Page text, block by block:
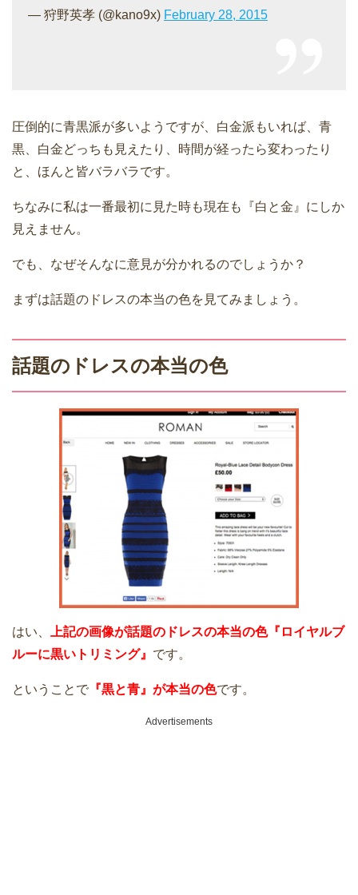
— 狩野英孝 (@kano9x) February 28, 2015
圧倒的に青黒派が多いようですが、白金派もいれば、青
黒、白金どっちも見えたり、時間が経ったら変わったり
と、ほんと皆バラバラです。
ちなみに私は一番最初に見た時も現在も『白と金』にしか
見えません。
でも、なぜそんなに意見が分かれるのでしょうか？
まずは話題のドレスの本当の色を見てみましょう。
話題のドレスの本当の色
はい、
上記の画像が話題のドレスの本当の色『ロイヤルブ
ルーに黒いトリミング』 です。
ということで 『黒と青』が本当の色です。
Advertisements